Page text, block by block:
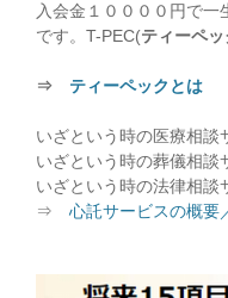
入会金１００００円で
です。T-PEC(ティーペッ
⇒ ティーペックとは
いざという時の医療相談
いざという時の葬儀相談
いざという時の法律相談
⇒ 心託サービスの概要